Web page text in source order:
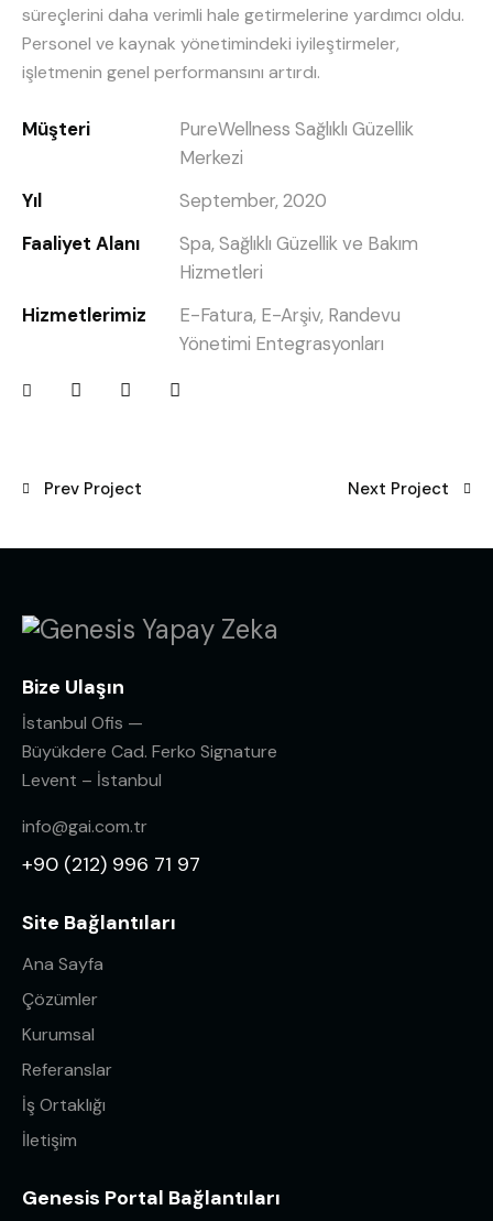
süreçlerini daha verimli hale getirmelerine yardımcı oldu.
Personel ve kaynak yönetimindeki iyileştirmeler,
işletmenin genel performansını artırdı.
Müşteri
PureWellness Sağlıklı Güzellik
Merkezi
Yıl
September, 2020
Faaliyet Alanı
Spa, Sağlıklı Güzellik ve Bakım
Hizmetleri
Hizmetlerimiz
E-Fatura, E-Arşiv, Randevu
Yönetimi Entegrasyonları
Prev Project Next Project
Bize Ulaşın
İstanbul Ofis —
Büyükdere Cad. Ferko Signature
Levent – İstanbul
info@gai.com.tr
+90 (212) 996 71 97
Site Bağlantıları
Ana Sayfa
Çözümler
Kurumsal
Referanslar
İş Ortaklığı
İletişim
Genesis Portal Bağlantıları